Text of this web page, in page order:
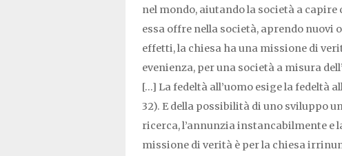
nel mondo, aiutando la società a capire
essa offre nella società, aprendo
effetti, la chiesa ha una missione di
evenienza, per una società a misura
[…] La fedeltà all’uomo esige la fedeltà
32). E della possibilità di uno sviluppo
ricerca, l’annunzia instancabilmente e
missione di verità è per la chiesa